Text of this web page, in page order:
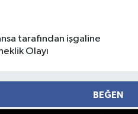
tarafından işgaline
Olayı
BEĞEN